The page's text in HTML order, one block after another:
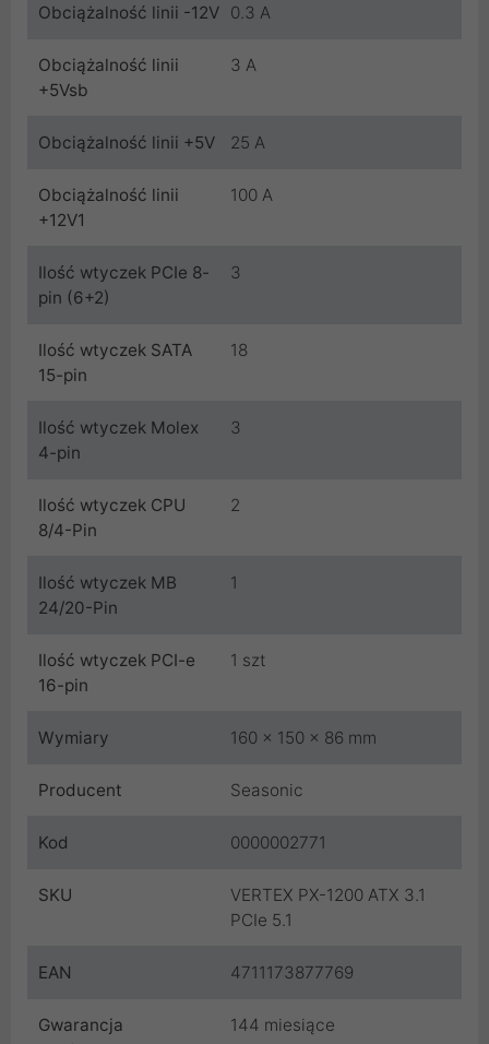
Obciążalność linii -12V 0.3 A
Obciążalność linii
+5Vsb
3 A
Obciążalność linii +5V 25 A
Obciążalność linii
+12V1
100 A
Ilość wtyczek PCIe 8-
pin (6+2)
3
Ilość wtyczek SATA
15-pin
18
Ilość wtyczek Molex
4-pin
3
Ilość wtyczek CPU
8/4-Pin
2
Ilość wtyczek MB
24/20-Pin
1
Ilość wtyczek PCI-e
16-pin
1 szt
Wymiary 160 x 150 x 86 mm
Producent Seasonic
Kod 0000002771
SKU
VERTEX PX-1200 ATX 3.1
PCIe 5.1
EAN 4711173877769
Gwarancja
144 miesiące